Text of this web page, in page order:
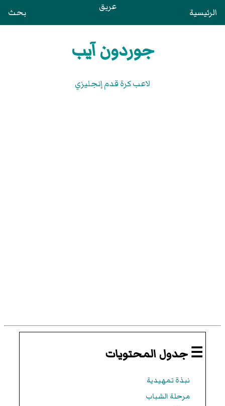
الرئيسية عريق بحث
جوردون آيب
لاعب كرة قدم إنجليزي
☰ جدول المحتويات
نبذة تمهيدية
مرحلة الشباب